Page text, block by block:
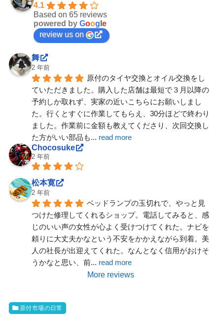
4.1
Based on 65 reviews
powered by Goog e
review us on
舞
2 年前
原付のタイヤ交換とオイル交換をし
ていただきました。購入した店舗は最短で３月以降の
予約しか取れず、実家の近いこちらにお願いしまし
た。行くとすぐに作業してもらえ、30分ほどで終わり
ました。作業前に金額も教えてくださり、次回交換し
た方がいい部品も... read more
Chocosuke
2 年前
松本寛
2 年前
ベッドランプの玉切れで、やっと見
つけた修理してくれるショップ。電話してみると、感
じのいい声の女性が心よく受けつけてくれた。ナビを
頼りに大丈夫かなという不安をかかえながら到着。美
人の社長が出迎えてくれた。なんとなく信用がおけそ
うかなと思い、前... read more
More reviews
原付市場の日常